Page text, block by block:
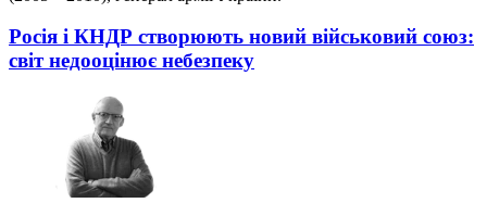
Росія і КНДР створюють новий військовий союз:
світ недооцінює небезпеку